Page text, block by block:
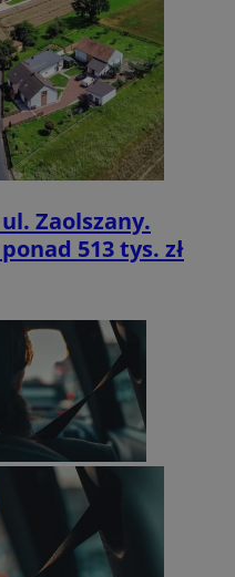
Zaolszany.
513 tys. zł